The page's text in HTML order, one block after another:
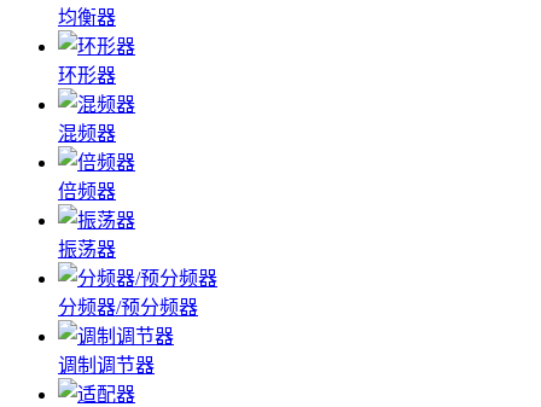
均衡器
环形器
混频器
倍频器
振荡器
分频器/预分频器
调制调节器